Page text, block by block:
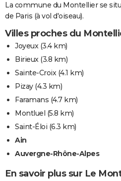
La commune du Montellier se
de Paris (à vol d'oiseau).
Villes proches du
Joyeux(3.4 km)
Birieux(3.8 km)
Sainte-Croix(4.1 km)
Pizay(4.3 km)
Faramans (4.7 km)
Montluel (5.8 km)
Saint-Éloi (6.3 km)
Ain
Auvergne-Rhône-Alpes
En savoir plus sur Le